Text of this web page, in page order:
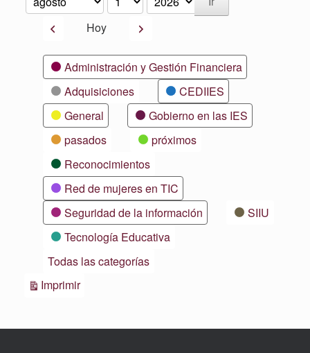
Mes
Día
Año
AnteriorHoy Siguiente
CategoríasAdministración y Gestión Financiera
Adquisiciones
CEDIIES
General
Gobierno en las IES
pasados
próximos
Reconocimientos
Red de mujeres en TIC
Seguridad de la información
SIIU
Tecnología Educativa
Todas las categorías
ImprimirVistas